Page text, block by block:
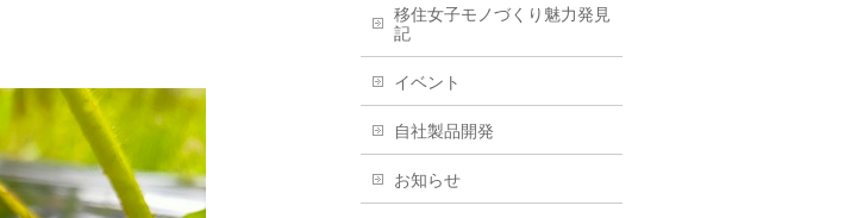
移住女子モノづくり魅力発見
記
イベント
自社製品開発
お知らせ